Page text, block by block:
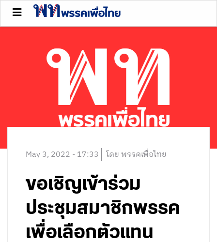
May 3, 2022 - 17:33 โดย พรรคเพื่อไทย
ขอเชิญเข้าร่วม
ประชุมสมาชิกพรรค
เพื่อเลือกตัวแทน